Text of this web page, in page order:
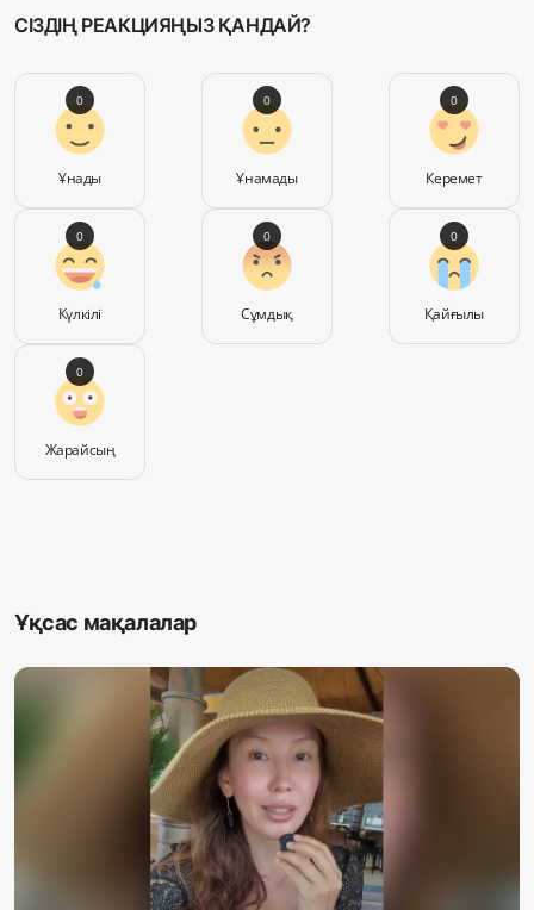
СІЗДІҢ РЕАКЦИЯҢЫЗ ҚАНДАЙ?
Ұнады
0
Ұнамады
0
Керемет
0
Күлкілі
0
Сұмдық
0
Қайғылы
0
Жарайсың
0
Ұқсас мақалалар